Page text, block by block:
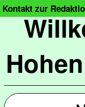
Kontakt zur